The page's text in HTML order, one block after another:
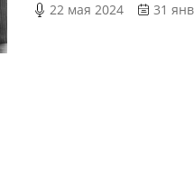
22 мая 2024 31